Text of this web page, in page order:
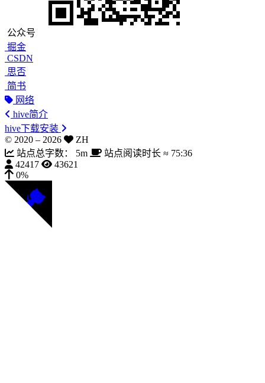
公众号
掘金
CSDN
思否
简书
网络
hive简介
hive下载安装
© 2020 – 2026
ZH
站点总字数：
5m 站点阅读时长 ≈ 75:36
42417
43621
0%